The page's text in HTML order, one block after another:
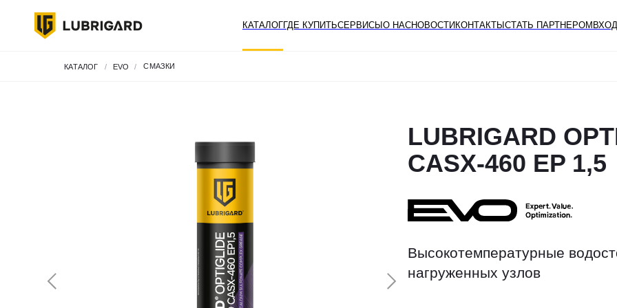
КАТАЛОГГДЕ КУПИТЬСЕРВИСЫ О НАСНОВОСТИ КОНТАКТЫ СТАТЬ ПАРТНЕРОМ
EVO
КАТАЛОГ СМАЗКИ
/
/
LUBRIGARD
CASX-460 EP 1,5
Высокотемпературные
нагруженных узлов